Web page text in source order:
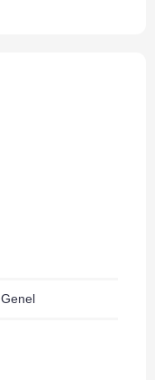
Genel